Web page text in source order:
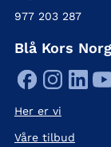
977 203 287
Blå Kors
Her er vi
Våre tilbud